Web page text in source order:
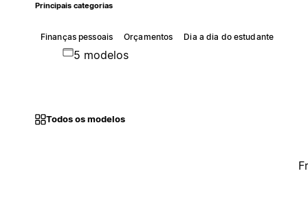
Principais categorias
Finanças pessoais Orçamentos Dia a dia do estudante
5 modelos
Todos os modelos